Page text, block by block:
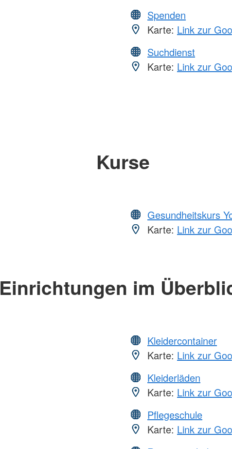
Spenden
Karte: Link zur
Suchdienst
Karte: Link zur
Kurse
Gesundheitskurs
Karte: Link zur
Einrichtungen im
Kleidercontainer
Karte: Link zur
Kleiderläden
Karte: Link zur
Pflegeschule
Karte: Link zur